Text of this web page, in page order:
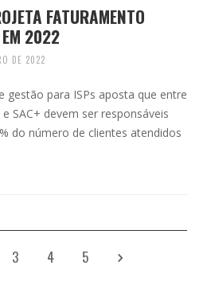
FATURAMENTO
2022
DE 2022
gestão para ISPs aposta que entre
SAC+ devem ser responsáveis
do número de clientes atendidos
3 4 5